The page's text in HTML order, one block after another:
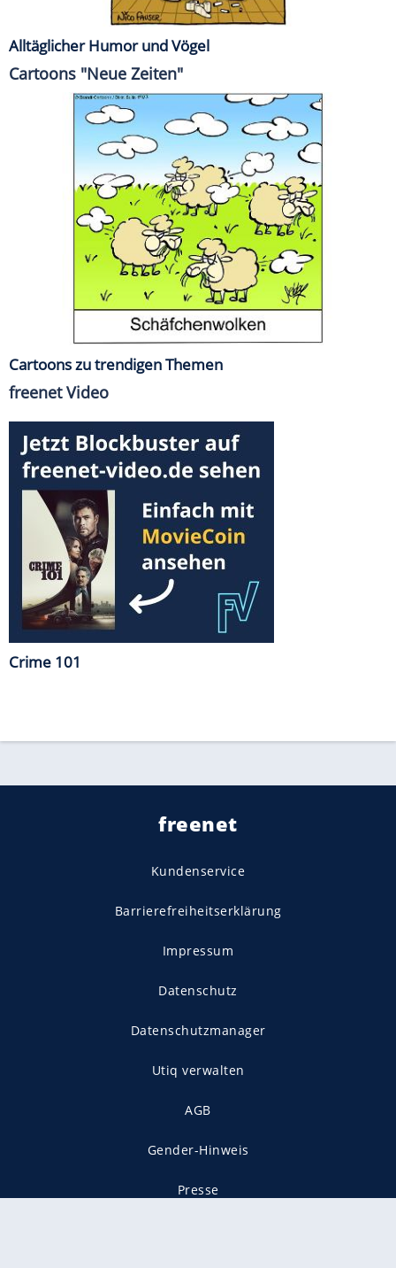
Alltäglicher Humor und Vögel
Cartoons "Neue Zeiten"
Cartoons zu trendigen Themen
freenet Video
Crime 101
freenet
Kundenservice
Barrierefreiheitserklärung
Impressum
Datenschutz
Datenschutzmanager
Utiq verwalten
AGB
Gender-Hinweis
Presse